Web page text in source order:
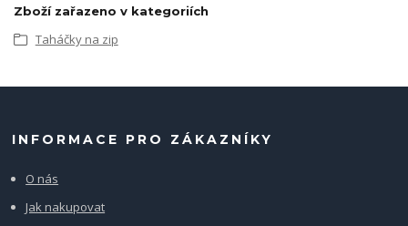
Zboží zařazeno v kategoriích
Taháčky na zip
INFORMACE PRO ZÁKAZNÍKY
O nás
Jak nakupovat